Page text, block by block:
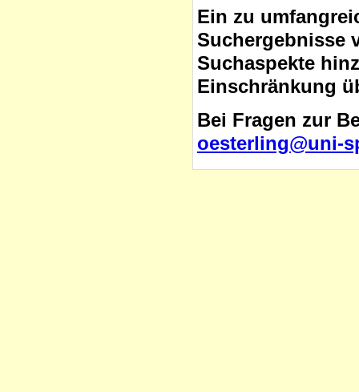
Ein zu
Suchergebnisse
Suchaspekte
Einschränkung
Bei Fragen zur
oesterling@uni-